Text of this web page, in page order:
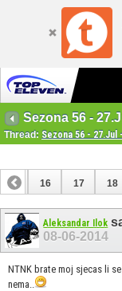
Sezona 56 -
Thread: Sezona 56 - 27.Jul
15 16 17 18
35
Aleksandar Ilok
08-06-2014
NTNK brate moj sjecas li
nema..